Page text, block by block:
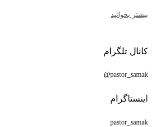
بیشتر بخوانید
کانال تلگرام
pastor_samak@
اینستاگرام
pastor_samak